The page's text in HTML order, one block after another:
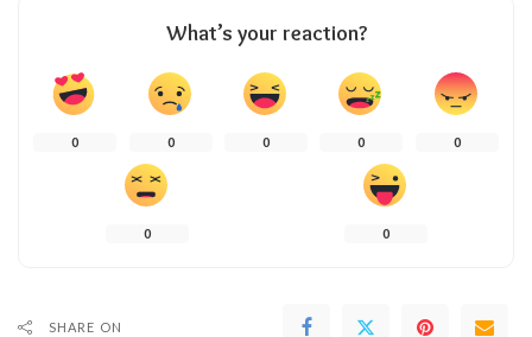
What’s your reaction?
0 0 0 0 0
0 0
SHARE ON